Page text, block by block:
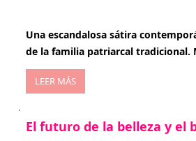
Una escandalosa sátira
de la familia patriarcal tradicional.
LEER MÁS
El futuro de la belleza y el